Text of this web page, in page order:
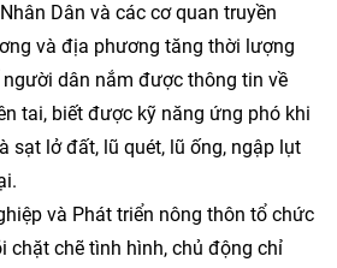
Dân và các cơ quan truyền
và địa phương tăng thời lượng
dân nắm được thông tin về
tai, biết được kỹ năng ứng phó khi
sạt lở đất, lũ quét, lũ ống, ngập lụt
và Phát triển nông thôn tổ chức
chặt chẽ tình hình, chủ động chỉ